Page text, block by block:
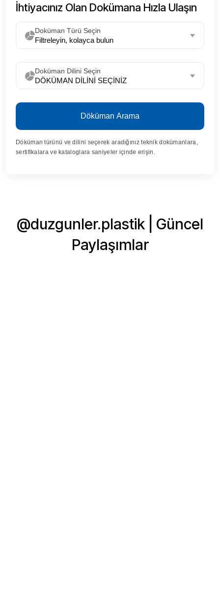
İhtiyacınız Olan Dokümana Hızla Ulaşın
Doküman Türü Seçin
Doküman Dilini Seçin
Döküman Arama
Döküman türünü ve dilini seçerek aradığınız teknik dokümanlara,
sertifikalara ve kataloglara saniyeler içinde erişin.
@duzgunler.plastik | Güncel
Paylaşımlar